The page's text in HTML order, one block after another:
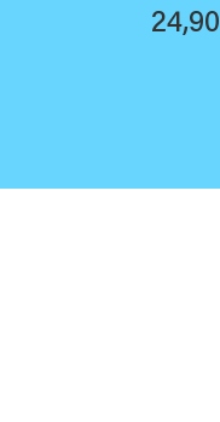
24,90